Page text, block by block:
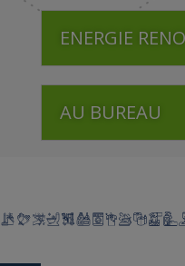
ENERGIE
AU BUREAU